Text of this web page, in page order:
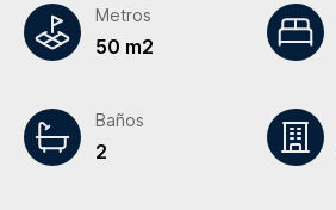
Metros
50 m2
Baños
2